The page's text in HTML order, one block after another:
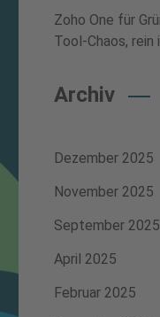
Zoho One für
Tool-Chaos, rein
Archiv
Dezember 2025
November 2025
September 2025
April 2025
Februar 2025